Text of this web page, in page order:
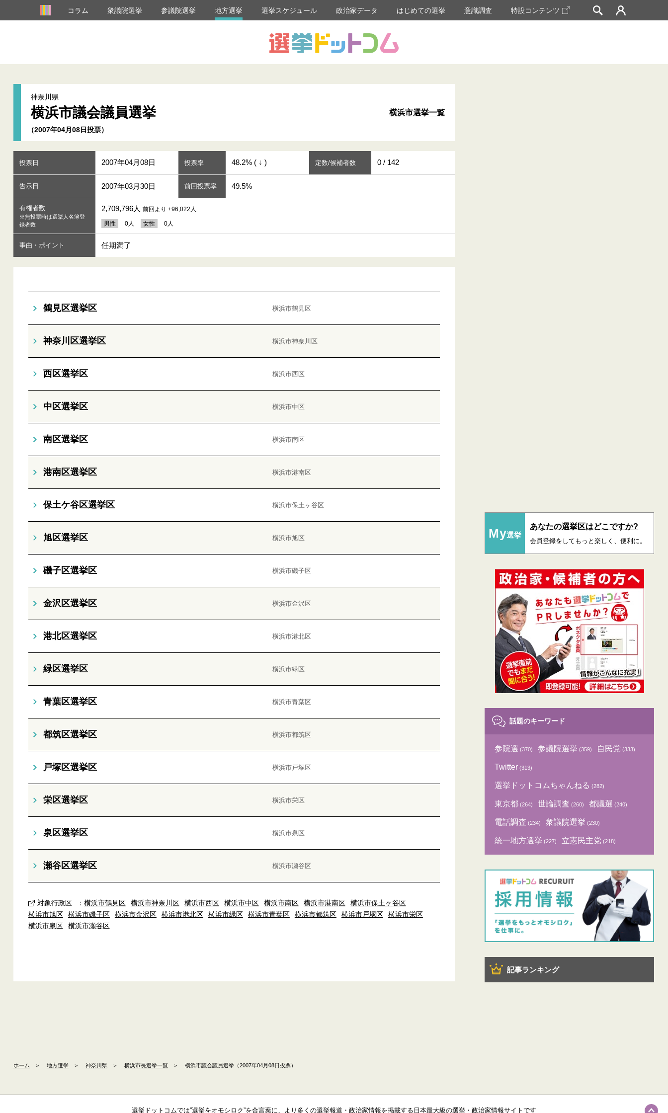
コラム 衆議院選挙 参議院選挙 地方選挙 選挙スケジュール 政治家データ はじめての選挙 意識調査 特設コンテンツ
神奈川県
横浜市議会議員選挙
（2007年04月08日投票）
横浜市選挙一覧
投票日 2007年04月08日 投票率 48.2% ( ↓ ) 定数/候補者数 0 / 142
告示日 2007年03月30日 前回投票率 49.5%
有権者数
※無投票時は選挙人名簿登
録者数
2,709,796人 前回より +96,022人
男性 0人 女性 0人
事由・ポイント 任期満了
鶴見区選挙区 横浜市鶴見区
神奈川区選挙区 横浜市神奈川区
西区選挙区 横浜市西区
中区選挙区 横浜市中区
南区選挙区 横浜市南区
港南区選挙区 横浜市港南区
保土ケ谷区選挙区 横浜市保土ヶ谷区
旭区選挙区 横浜市旭区
磯子区選挙区 横浜市磯子区
金沢区選挙区 横浜市金沢区
港北区選挙区 横浜市港北区
緑区選挙区 横浜市緑区
青葉区選挙区 横浜市青葉区
都筑区選挙区 横浜市都筑区
戸塚区選挙区 横浜市戸塚区
栄区選挙区 横浜市栄区
泉区選挙区 横浜市泉区
瀬谷区選挙区 横浜市瀬谷区
対象行政区 ： 横浜市鶴見区 横浜市神奈川区 横浜市西区 横浜市中区 横浜市南区 横浜市港南区
横浜市保土ヶ谷区
横浜市旭区
横浜市磯子区 横浜市金沢区 横浜市港北区 横浜市緑区 横浜市青葉区 横浜市都筑区 横浜市戸塚区
横浜市栄区
横浜市泉区
横浜市瀬谷区
My選挙
あなたの選挙区はどこですか?
会員登録をしてもっと楽しく、便利に。
話題のキーワード
参院選 (370) 参議院選挙 (359) 自民党 (333)
Twitter (313)
選挙ドットコムちゃんねる (282)
東京都 (264) 世論調査 (260) 都議選 (240)
電話調査 (234) 衆議院選挙 (230)
統一地方選挙 (227) 立憲民主党 (218)
記事ランキング
ホーム ＞ 地方選挙 ＞ 神奈川県 ＞ 横浜市長選挙一覧 ＞ 横浜市議会議員選挙（2007年04月08日投票）
選挙ドットコムでは”選挙をオモシロク”を合言葉に、より多くの選挙報道・政治家情報を掲載する日本最大級の選挙・政治家情報サイトです